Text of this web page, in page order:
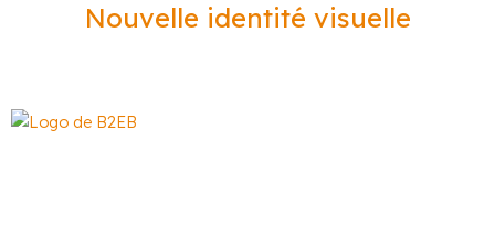
Nouvelle identité visuelle